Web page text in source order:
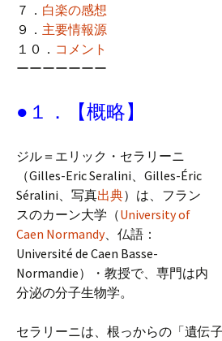
７． 白楽の感想
９． 主要情報源
１０． コメント
ーーーーーーー
●１．【概略】
ジル＝エリック・セラリーニ
（Gilles-Eric Seralini、Gilles-Éric
Séralini、写真出典）は、フラン
スのカーン大学（University of
Caen Normandy、仏語：
Université de Caen Basse-
Normandie）・教授で、専門は内
分泌の分子生物学。
セラリーニは、根っからの「遺伝